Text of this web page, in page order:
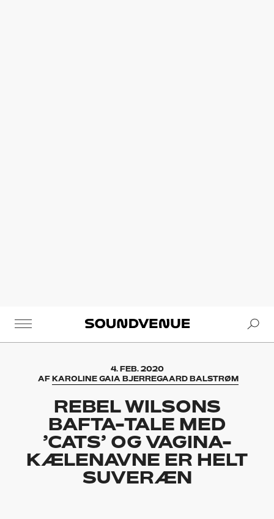
Soundvenue
4. FEB. 2020
AF KAROLINE GAIA BJERREGAARD BALSTRØM
REBEL WILSONS
BAFTA-TALE MED
’CATS’ OG VAGINA-
KÆLENAVNE ER HELT
SUVERÆN